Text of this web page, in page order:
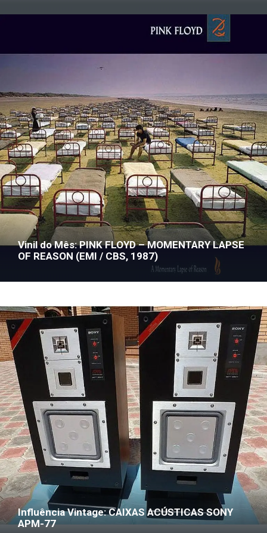
Vinil do Mês: PINK FLOYD – MOMENTARY LAPSE
OF REASON (EMI / CBS, 1987)
Influência Vintage: CAIXAS ACÚSTICAS SONY
APM-77